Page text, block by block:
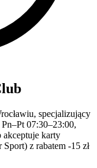
specjalizujący
07:30–23:00,
akceptuje karty
z rabatem -15 zł